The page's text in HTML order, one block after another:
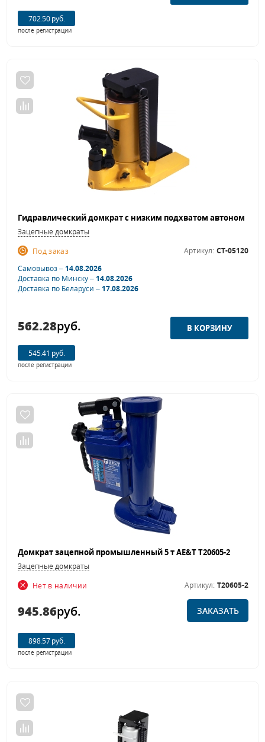
702.50 руб.
после регистрации
Зацепные домкраты
Под заказ
Артикул: CT-05120
Самовывоз –14.08.2026
Доставка по Минску –14.08.2026
Доставка по Беларуси –17.08.2026
562.28руб.
545.41 руб.
после регистрации
Домкрат зацепной промышленный 5 т AE&T T20605-2
Зацепные домкраты
Нет в наличии
Артикул: T20605-2
945.86руб. ЗАКАЗАТЬ
898.57 руб.
после регистрации